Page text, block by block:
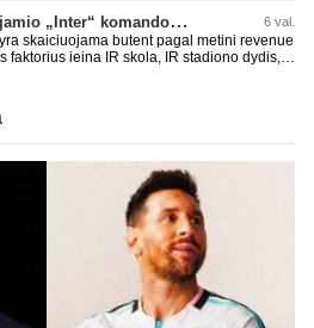
L. Messi gerokai pakėlė Majamio „Inter“ komandos vertę 6 val.
skaiciuojama butent pagal metini revenue
faktorius ieina IR skola, IR stadiono dydis,
Be to, tie 200 pamineti cia yra visiskai
D. prasneko apie klubo vertes kelima, arba